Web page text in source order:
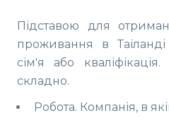
Підставою для
проживання в Таїланді
сім'я або
складно.
Робота. Компанія, в